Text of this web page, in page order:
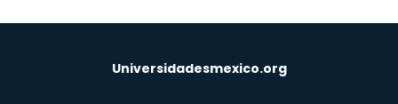
Universidadesmexico.org